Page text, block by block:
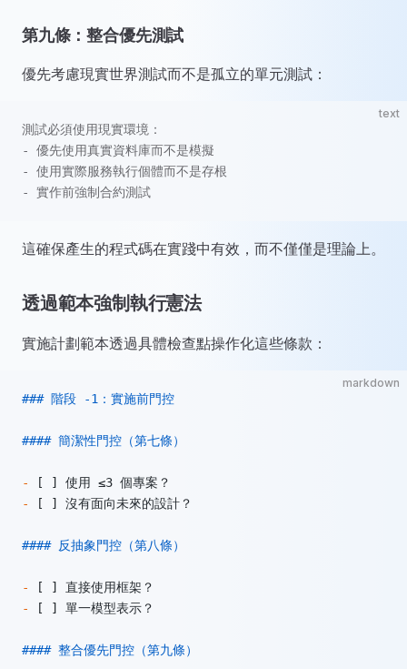
第九條：整合優先測試
優先考慮現實世界測試而不是孤立的單元測試：
text
測試必須使用現實環境：
- 優先使用真實資料庫而不是模擬
- 使用實際服務執行個體而不是存根
- 實作前強制合約測試
這確保產生的程式碼在實踐中有效，而不僅僅是理論上。
透過範本強制執行憲法
實施計劃範本透過具體檢查點操作化這些條款：
markdown
### 階段 -1：實施前門控
#### 簡潔性門控（第七條）
-
[ ] 使用 ≤3 個專案？
-
[ ] 沒有面向未來的設計？
#### 反抽象門控（第八條）
-
[ ] 直接使用框架？
-
[ ] 單一模型表示？
#### 整合優先門控（第九條）